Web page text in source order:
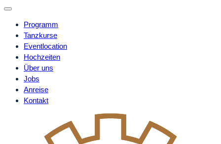
Programm
Tanzkurse
Eventlocation
Hochzeiten
Über uns
Jobs
Anreise
Kontakt